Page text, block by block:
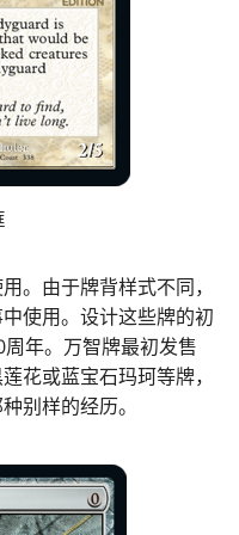
。由于牌背样式不同，
使用。设计这些牌的初
年。万智牌最初发售
花或蓝宝石玛珂等牌，
别样的经历。